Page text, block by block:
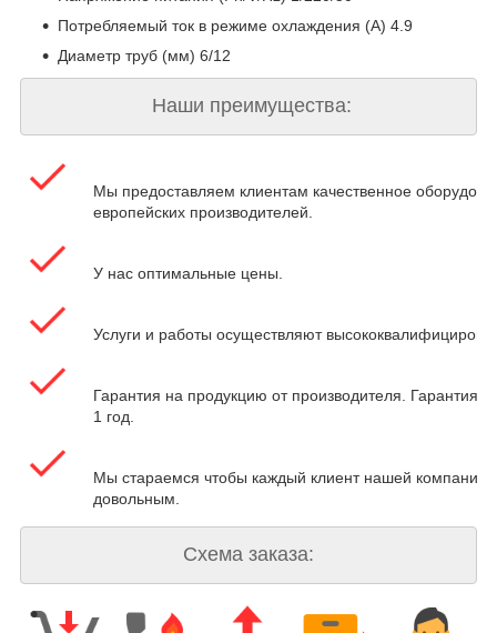
Потребляемый ток в режиме охлаждения (A) 4.9
Диаметр труб (мм) 6/12
Наши преимущества:
Мы предоставляем клиентам качественное
европейских производителей.
У нас оптимальные цены.
Услуги и работы осуществляют
Гарантия на продукцию от производителя. Гарантия
1 год.
Мы стараемся чтобы каждый клиент нашей компании
довольным.
Схема заказа: